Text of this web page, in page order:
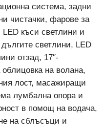
система, задни
чистачки, фарове за
LED къси светлини и
светлини, LED
отзад, 17″-
на волана,
лост, масажиращи
лумбална опора и
в помощ на водача,
на сблъсъци и